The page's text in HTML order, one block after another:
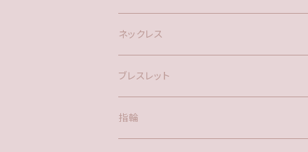
silver925
アメリカン
ポスト
ネックレス
ブレスレット
指輪